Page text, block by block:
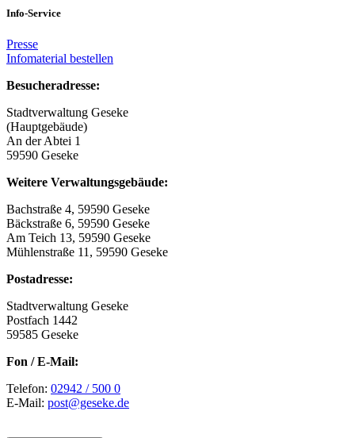
Info-Service
Presse
Infomaterial bestellen
Besucheradresse:
Stadtverwaltung Geseke
(Hauptgebäude)
An der Abtei 1
59590 Geseke
Weitere Verwaltungsgebäude:
Bachstraße 4, 59590 Geseke
Bäckstraße 6, 59590 Geseke
Am Teich 13, 59590 Geseke
Mühlenstraße 11, 59590 Geseke
Postadresse:
Stadtverwaltung Geseke
Postfach 1442
59585 Geseke
Fon / E-Mail:
Telefon: 02942 / 500 0
E-Mail: post@geseke.de